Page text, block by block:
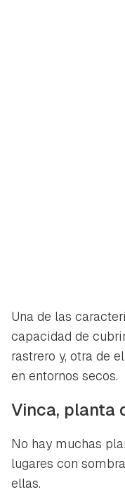
Una de las
capacidad de
rastrero y, otra de
en entornos secos.
Vinca, planta
No hay muchas
lugares con
ellas.